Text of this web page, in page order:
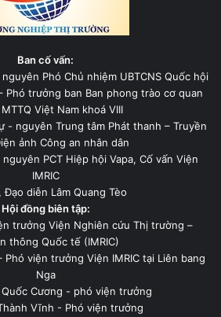
Ban cố vấn:
Phó Chủ nhiệm UBTCNS Quốc hội
Phó trưởng ban Ban phong trào cơ quan
MTTQ Việt Nam khoá VIII
- nguyên Trung tâm Phát thanh – Truyền
ảnh Công an nhân dân
PCT Hiệp hội Vapa, Cố vấn Viện
IMRIC
Đạo diễn Lâm Quang Tèo
Hội đồng biên tập:
trưởng Viện Nghiên cứu Thị trường –
thông Quốc tế (IMRIC)
Phó viện trưởng Viện IMRIC tại Liên bang
Nga
Cương - phó viện trưởng
Vĩnh - Phó viện trưởng